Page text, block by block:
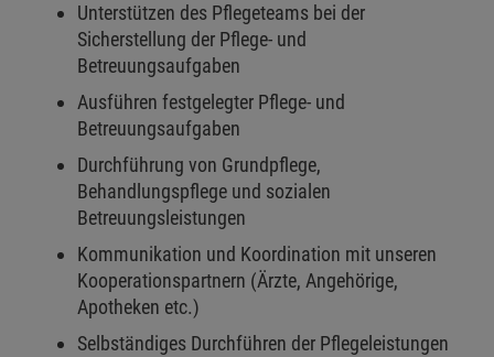
Unterstützen des Pflegeteams bei der
Sicherstellung der Pflege- und
Betreuungsaufgaben
Ausführen festgelegter Pflege- und
Betreuungsaufgaben
Durchführung von Grundpflege,
Behandlungspflege und sozialen
Betreuungsleistungen
Kommunikation und Koordination mit unseren
Kooperationspartnern (Ärzte, Angehörige,
Apotheken etc.)
Selbständiges Durchführen der Pflegeleistungen